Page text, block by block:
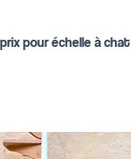
pour échelle à chat